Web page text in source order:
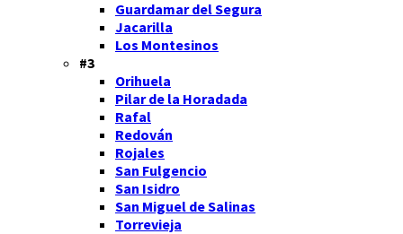
Guardamar del Segura
Jacarilla
Los Montesinos
#3
Orihuela
Pilar de la Horadada
Rafal
Redován
Rojales
San Fulgencio
San Isidro
San Miguel de Salinas
Torrevieja